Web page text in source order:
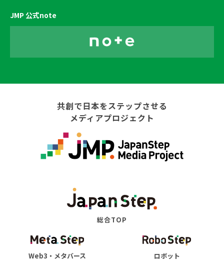
JMP 公式note
共創で日本をステップさせる
メディアプロジェクト
総合TOP
Web3・メタバース ロボット